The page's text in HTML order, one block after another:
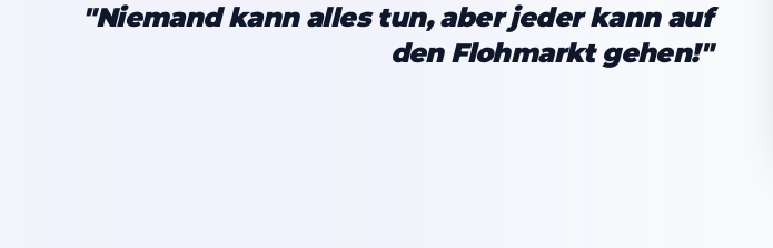
"Niemand kann alles tun, aber jeder kann auf
den Flohmarkt gehen!"